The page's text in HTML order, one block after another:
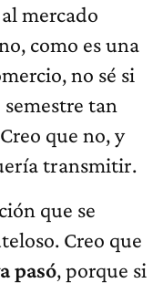
mercado
como es una
no sé si
tan
que no, y
transmitir.
que se
Creo que
pasó, porque si